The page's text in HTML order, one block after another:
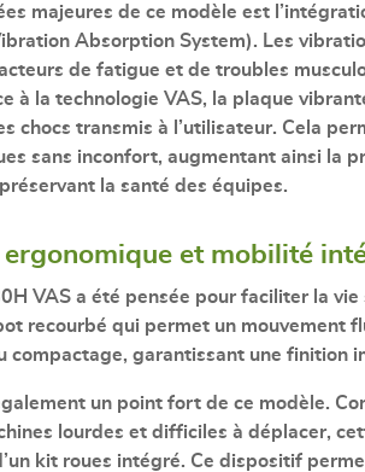
majeures de ce modèle est
Absorption System). Les
de fatigue et de troubles
à la technologie VAS, la plaque
chocs transmis à l’utilisateur. Cela
sans inconfort, augmentant ainsi la
la santé des équipes.
et mobilité
VAS a été pensée pour faciliter la vie
recourbé qui permet un mouvement
compactage, garantissant une finition
un point fort de ce modèle.
lourdes et difficiles à déplacer,
kit roues intégré. Ce dispositif